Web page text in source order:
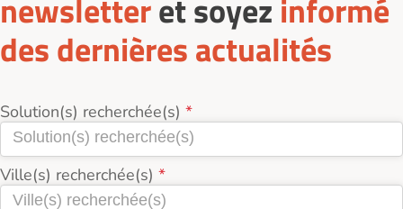
newsletteret soyez informé
des dernières actualités
Solution(s) recherchée(s)
Ville(s) recherchée(s)